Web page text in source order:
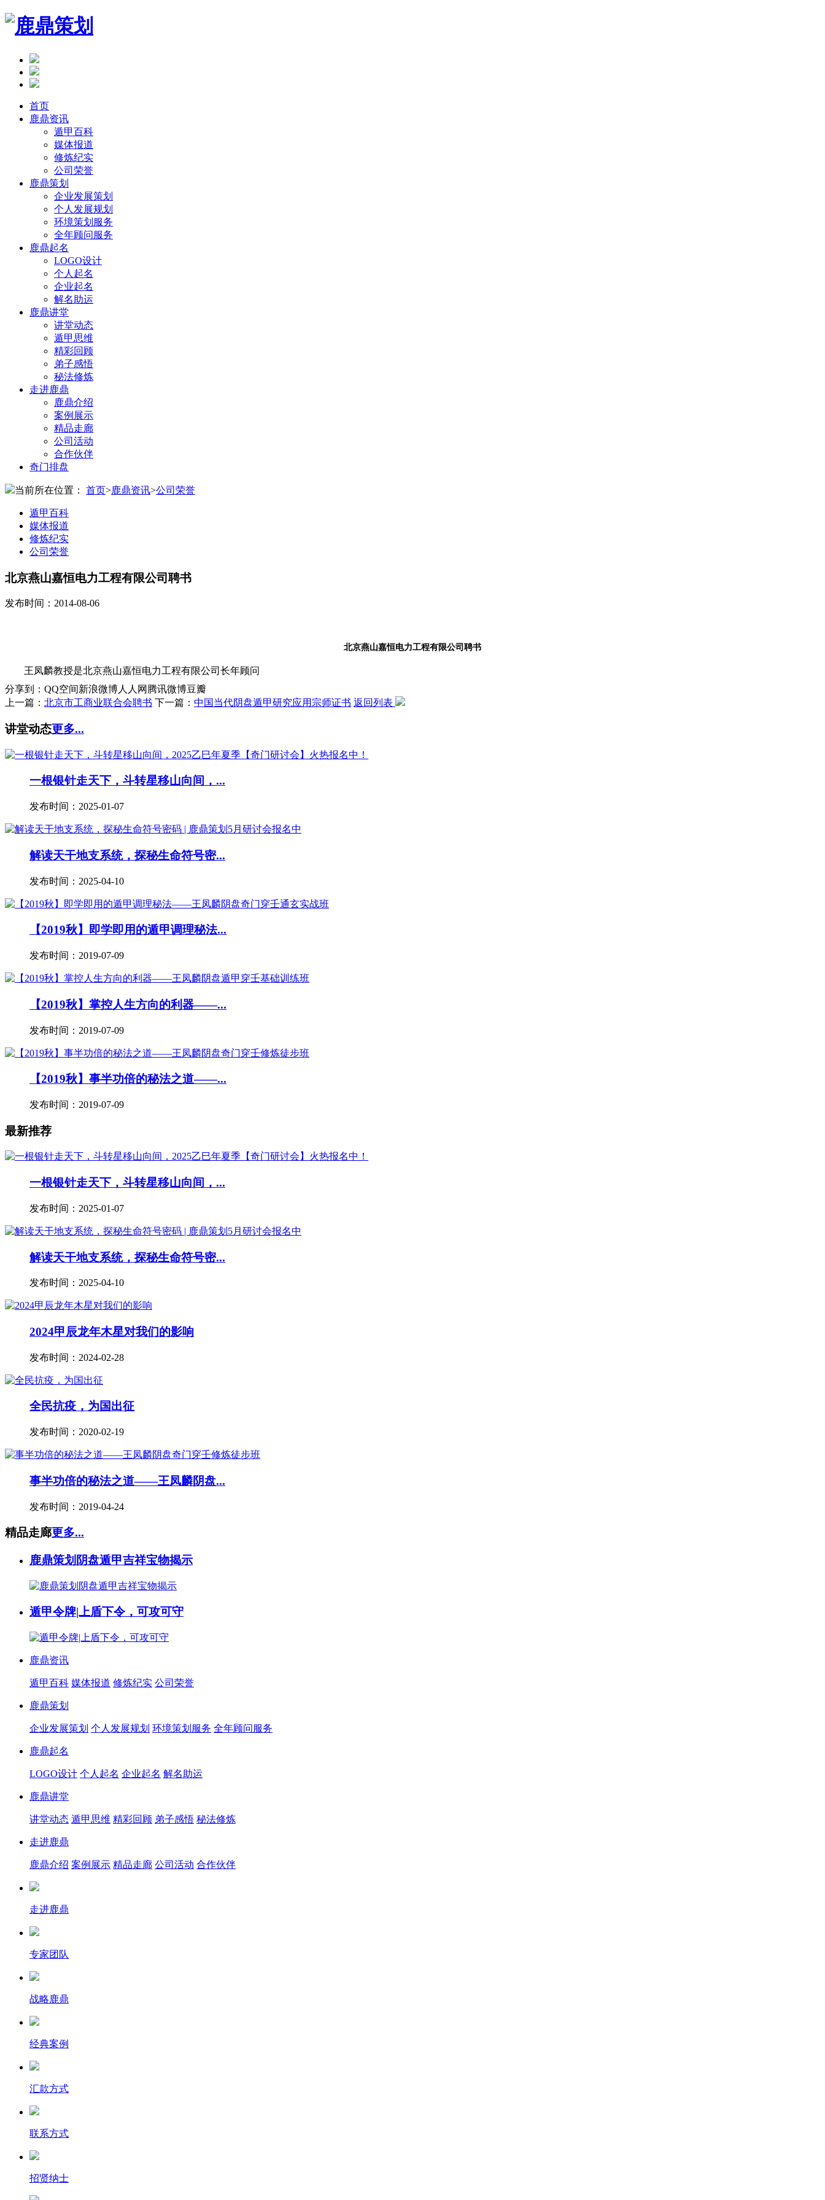
首页
鹿鼎资讯
遁甲百科
媒体报道
修炼纪实
公司荣誉
鹿鼎策划
企业发展策划
个人发展规划
环境策划服务
全年顾问服务
鹿鼎起名
LOGO设计
个人起名
企业起名
解名助运
鹿鼎讲堂
讲堂动态
遁甲思维
精彩回顾
弟子感悟
秘法修炼
走进鹿鼎
鹿鼎介绍
案例展示
精品走廊
公司活动
合作伙伴
奇门排盘
当前所在位置： 首页>鹿鼎资讯>公司荣誉
遁甲百科
媒体报道
修炼纪实
公司荣誉
北京燕山嘉恒电力工程有限公司聘书
发布时间：2014-08-06
北京燕山嘉恒电力工程有限公司聘书
王凤麟教授是北京燕山嘉恒电力工程有限公司长年顾问
分享到： QQ空间新浪微博人人网 腾讯微博豆瓣
上一篇： 北京市工商业联合会聘书 下一篇： 中国当代阴盘遁甲研究应用宗师证书 返回列表
讲堂动态更多...
一根银针走天下，斗转星移山向间，...
发布时间：2025-01-07
解读天干地支系统，探秘生命符号密...
发布时间：2025-04-10
【2019秋】即学即用的遁甲调理秘法...
发布时间：2019-07-09
【2019秋】掌控人生方向的利器——...
发布时间：2019-07-09
【2019秋】事半功倍的秘法之道——...
发布时间：2019-07-09
最新推荐
一根银针走天下，斗转星移山向间，...
发布时间：2025-01-07
解读天干地支系统，探秘生命符号密...
发布时间：2025-04-10
2024甲辰龙年木星对我们的影响
发布时间：2024-02-28
全民抗疫，为国出征
发布时间：2020-02-19
事半功倍的秘法之道——王凤麟阴盘...
发布时间：2019-04-24
精品走廊更多...
鹿鼎策划阴盘遁甲吉祥宝物揭示
遁甲令牌|上盾下令，可攻可守
鹿鼎资讯
遁甲百科 媒体报道 修炼纪实 公司荣誉
鹿鼎策划
企业发展策划 个人发展规划 环境策划服务 全年顾问服务
鹿鼎起名
LOGO设计 个人起名 企业起名 解名助运
鹿鼎讲堂
讲堂动态 遁甲思维 精彩回顾 弟子感悟 秘法修炼
走进鹿鼎
鹿鼎介绍 案例展示 精品走廊 公司活动 合作伙伴
走进鹿鼎
专家团队
战略鹿鼎
经典案例
汇款方式
联系方式
招贤纳士